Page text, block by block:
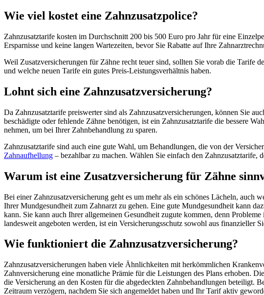
Wie viel kostet eine Zahnzusatzpolice?
Zahnzusatztarife kosten im Durchschnitt 200 bis 500 Euro pro Jahr für eine
Ersparnisse und keine langen Wartezeiten, bevor Sie Rabatte auf Ihre
Weil Zusatzversicherungen für Zähne recht teuer sind, sollten Sie vorab die Tarife
und welche neuen Tarife ein gutes Preis-Leistungsverhältnis haben.
Lohnt sich eine Zahnzusatzversicherung?
Da Zahnzusatztarife preiswerter sind als Zahnzusatzversicherungen, können Sie
beschädigte oder fehlende Zähne benötigen, ist ein Zahnzusatztarife die bessere
nehmen, um bei Ihrer Zahnbehandlung zu sparen.
Zahnzusatztarife sind auch eine gute Wahl, um Behandlungen, die von der
Zahnaufhellung – bezahlbar zu machen. Wählen Sie einfach den Zahnzusatztarife,
Warum ist eine Zusatzversicherung für Zähne
Bei einer Zahnzusatzversicherung geht es um mehr als ein schönes Lächeln,
Ihrer Mundgesundheit zum Zahnarzt zu gehen. Eine gute Mundgesundheit kann
kann. Sie kann auch Ihrer allgemeinen Gesundheit zugute kommen, denn
landesweit angeboten werden, ist ein Versicherungsschutz sowohl aus
Wie funktioniert die Zahnzusatzversicherung?
Zahnzusatzversicherungen haben viele Ähnlichkeiten mit herkömmlichen
Zahnversicherung eine monatliche Prämie für die Leistungen des Plans erhoben.
die Versicherung an den Kosten für die abgedeckten Zahnbehandlungen beteiligt.
Zeitraum verzögern, nachdem Sie sich angemeldet haben und Ihr Tarif aktiv